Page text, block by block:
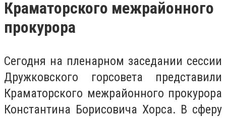
Краматорского межрайонного
прокурора
Сегодня на пленарном заседании сессии
Дружковского горсовета представили
Краматорского межрайонного прокурора
Константина Борисовича Хорса. В сферу